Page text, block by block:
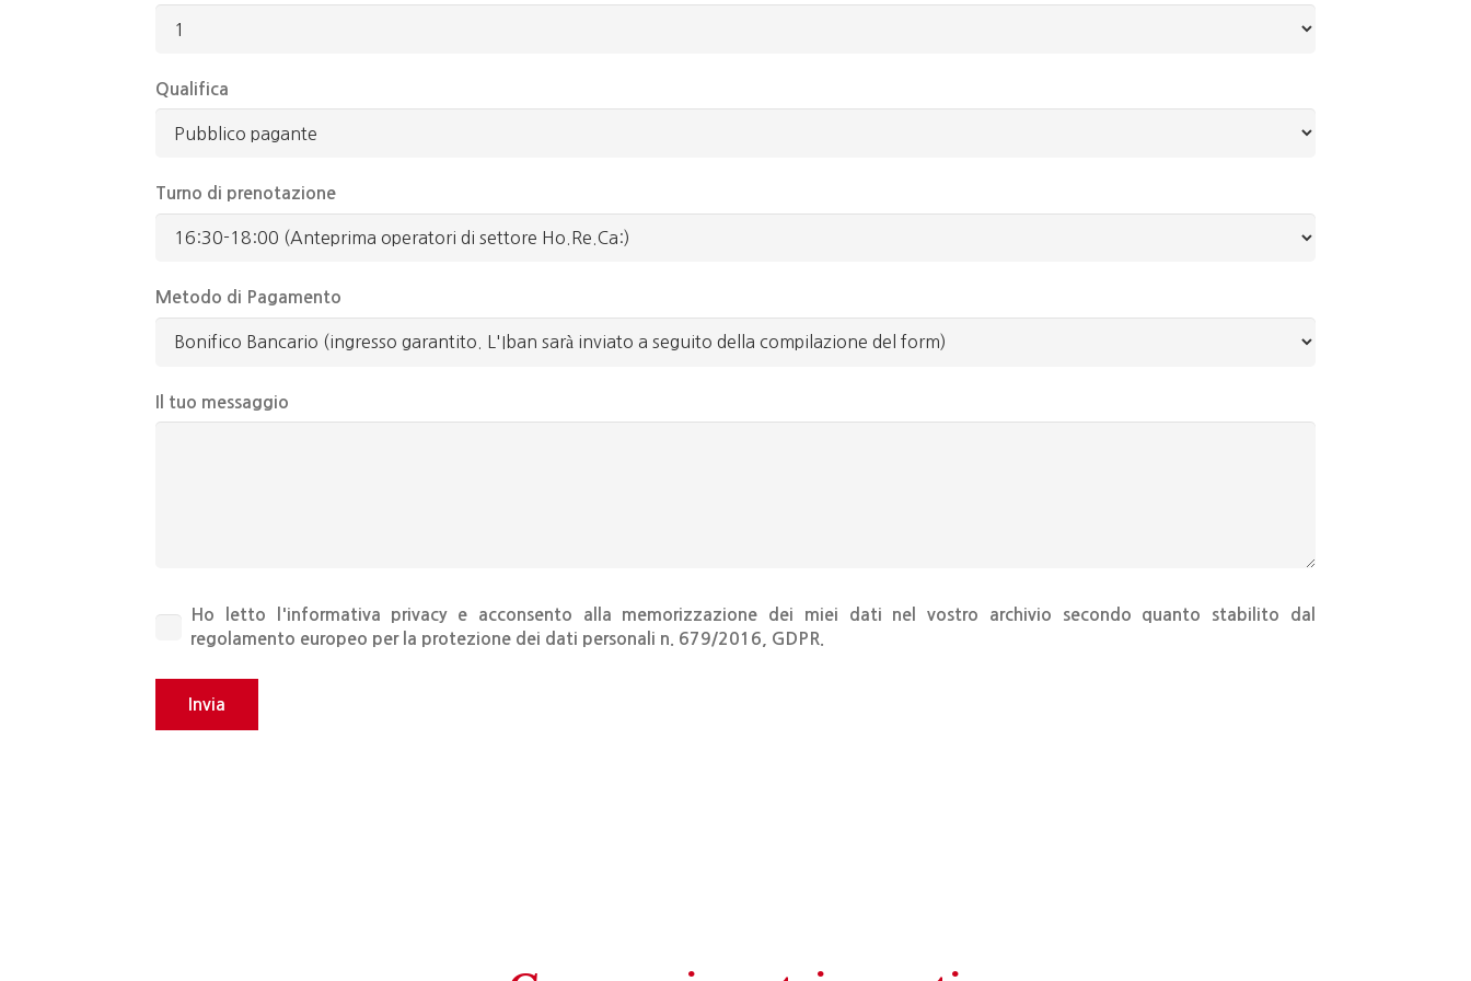
Qualifica
Turno di prenotazione
Metodo di Pagamento
Il tuo messaggio
Ho letto l'informativa privacye acconsento alla memorizzazione dei miei dati nel vostro archivio secondo quanto stabilito dal
regolamento europeo per la protezione dei dati personali n. 679/2016, GDPR.